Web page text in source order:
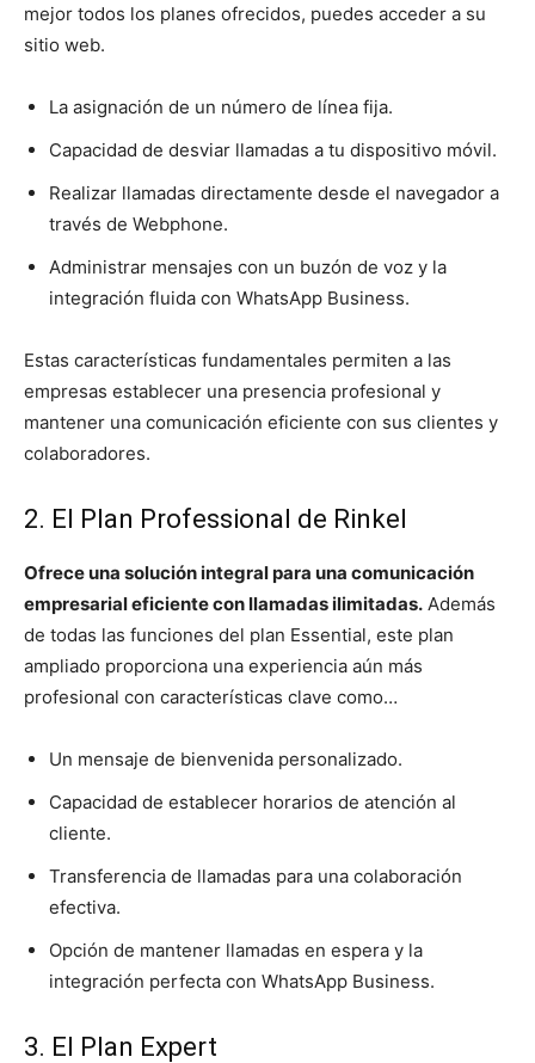
mejor todos los planes ofrecidos, puedes acceder a su
sitio web.
La asignación de un número de línea fija.
Capacidad de desviar llamadas a tu dispositivo móvil.
Realizar llamadas directamente desde el navegador a
través de Webphone.
Administrar mensajes con un buzón de voz y la
integración fluida con WhatsApp Business.
Estas características fundamentales permiten a las
empresas establecer una presencia profesional y
mantener una comunicación eficiente con sus clientes y
colaboradores.
2. El Plan Professional de Rinkel
Ofrece una solución integral para una comunicación
empresarial eficiente con llamadas ilimitadas. Además
de todas las funciones del plan Essential, este plan
ampliado proporciona una experiencia aún más
profesional con características clave como…
Un mensaje de bienvenida personalizado.
Capacidad de establecer horarios de atención al
cliente.
Transferencia de llamadas para una colaboración
efectiva.
Opción de mantener llamadas en espera y la
integración perfecta con WhatsApp Business.
3. El Plan Expert